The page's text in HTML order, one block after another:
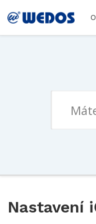
Nastavení